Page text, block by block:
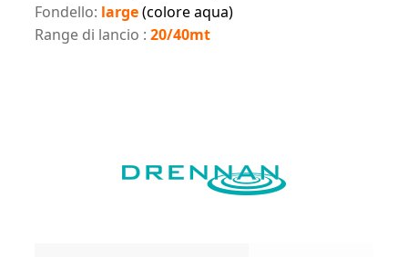
Fondello: large(colore aqua)
Range di lancio : 20/40mt